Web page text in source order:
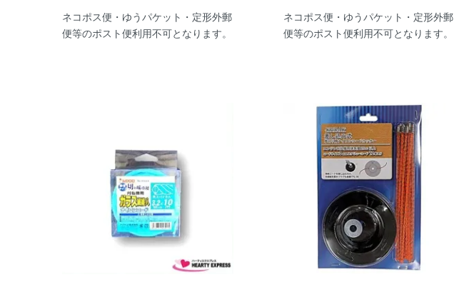
ネコポス便・ゆうパケット・定形外郵
便等のポスト便利用不可となります。
ネコポス便・ゆうパケット・定形外郵
便等のポスト便利用不可となります。